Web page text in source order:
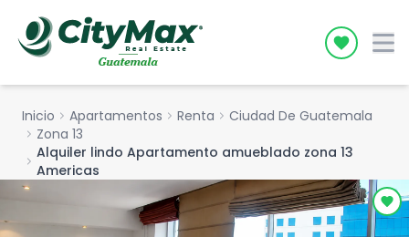
Icon
Inicio chevron_right Apartamentos chevron_right Renta chevron_right Ciudad De Guatemala
chevron_right Zona 13
chevron_right Alquiler lindo Apartamento amueblado zona 13
Americas